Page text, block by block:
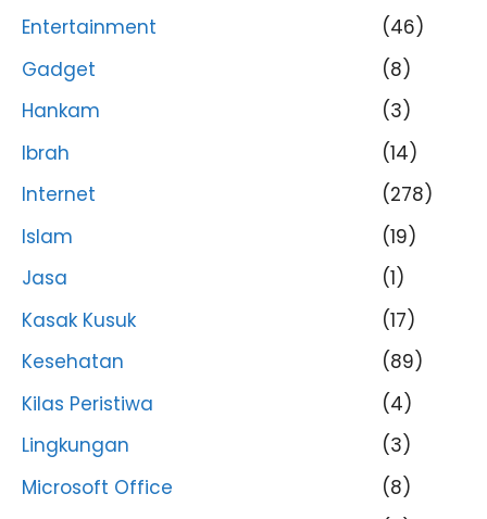
Entertainment
(46)
Gadget
(8)
Hankam
(3)
Ibrah
(14)
Internet
(278)
Islam
(19)
Jasa
(1)
Kasak Kusuk
(17)
Kesehatan
(89)
Kilas Peristiwa
(4)
Lingkungan
(3)
Microsoft Office
(8)